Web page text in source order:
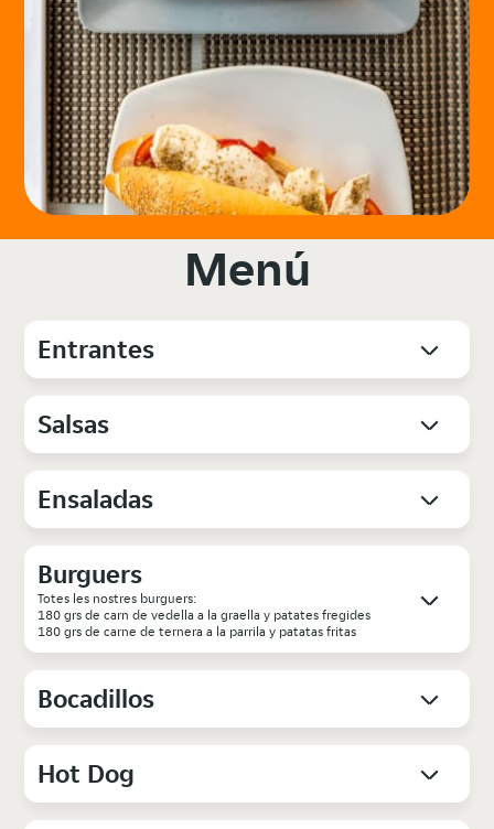
Menú
Entrantes
Salsas
Ensaladas
Burguers
Totes les nostres burguers:
180 grs de carn de vedella a la graella y patates fregides
180 grs de carne de ternera a la parrila y patatas fritas
Bocadillos
Hot Dog